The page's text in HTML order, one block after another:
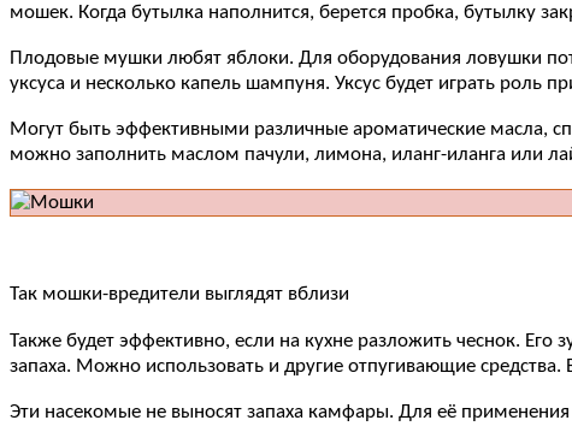
мошек. Когда бутылка наполнится, берется пробка, бутылку
Плодовые мушки любят яблоки. Для оборудования ловушки
уксуса и несколько капель шампуня. Уксус будет играть роль
Могут быть эффективными различные ароматические масла,
можно заполнить маслом пачули, лимона, иланг-иланга или
Так мошки-вредители выглядят вблизи
Также будет эффективно, если на кухне разложить чеснок.
запаха. Можно использовать и другие отпугивающие средства.
Эти насекомые не выносят запаха камфары. Для её